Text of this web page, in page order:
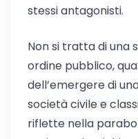
stessi antagonisti.
Non si tratta di una
ordine pubblico,
dell’emergere di
società civile e
riflette nella